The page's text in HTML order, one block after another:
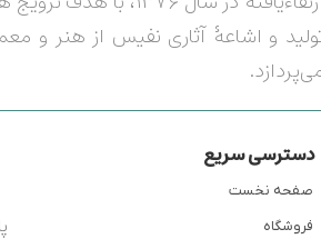
و اشاعۀ آثاری نفیس از هنر و
دسترسی سریع
صفحه نخست
فروشگاه